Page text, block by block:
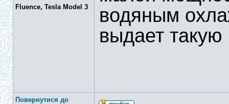
Fluence, Tesla Model 3
водяным
выдает
Повернутися до